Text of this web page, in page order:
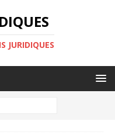
JURIDIQUES